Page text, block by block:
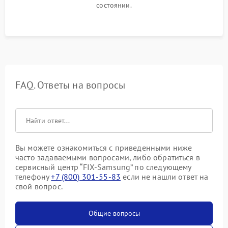
состоянии.
FAQ. Ответы на вопросы
Вы можете ознакомиться с приведенными ниже
часто задаваемыми вопросами, либо обратиться в
сервисный центр “FIX-Samsung” по следующему
телефону+7 (800) 301-55-83 если не нашли ответ на
свой вопрос.
Общие вопросы